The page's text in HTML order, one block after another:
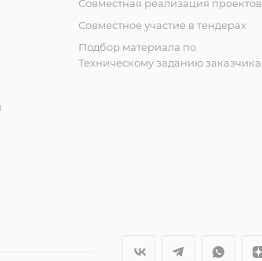
Совместная реализация проектов
Совместное участие в тендерах
Подбор материала по
Техническому заданию заказчика